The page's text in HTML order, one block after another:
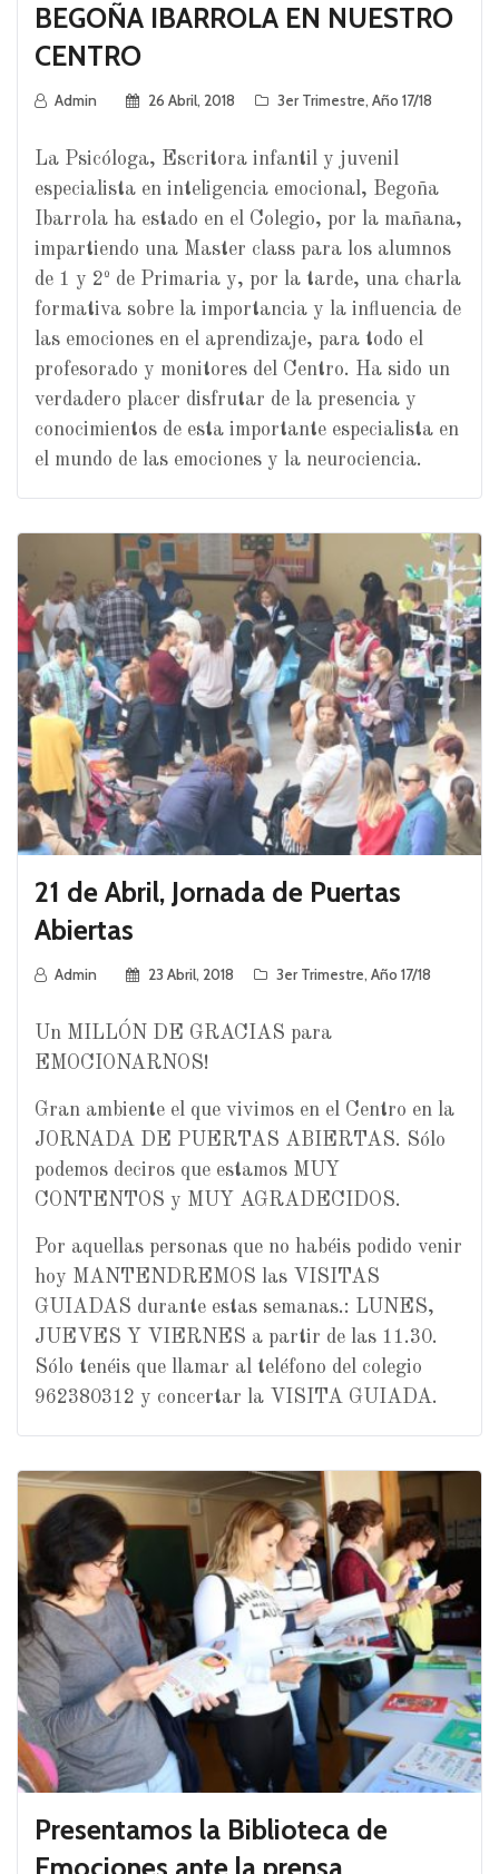
BEGOÑA IBARROLA EN NUESTRO
CENTRO
Admin 26 Abril, 2018 3er Trimestre, Año 17/18
La Psicóloga, Escritora infantil y juvenil
especialista en inteligencia emocional, Begoña
Ibarrola ha estado en el Colegio, por la mañana,
impartiendo una Master class para los alumnos
de 1 y 2º de Primaria y, por la tarde, una charla
formativa sobre la importancia y la influencia de
las emociones en el aprendizaje, para todo el
profesorado y monitores del Centro. Ha sido un
verdadero placer disfrutar de la presencia y
conocimientos de esta importante especialista en
el mundo de las emociones y la neurociencia.
21 de Abril, Jornada de Puertas
Abiertas
Admin 23 Abril, 2018 3er Trimestre, Año 17/18
Un MILLÓN DE GRACIAS para
EMOCIONARNOS!
Gran ambiente el que vivimos en el Centro en la
JORNADA DE PUERTAS ABIERTAS. Sólo
podemos deciros que estamos MUY
CONTENTOS y MUY AGRADECIDOS.
Por aquellas personas que no habéis podido venir
hoy MANTENDREMOS las VISITAS
GUIADAS durante estas semanas.: LUNES,
JUEVES Y VIERNES a partir de las 11.30.
Sólo tenéis que llamar al teléfono del colegio
962380312 y concertar la VISITA GUIADA.
Presentamos la Biblioteca de
Emociones ante la prensa